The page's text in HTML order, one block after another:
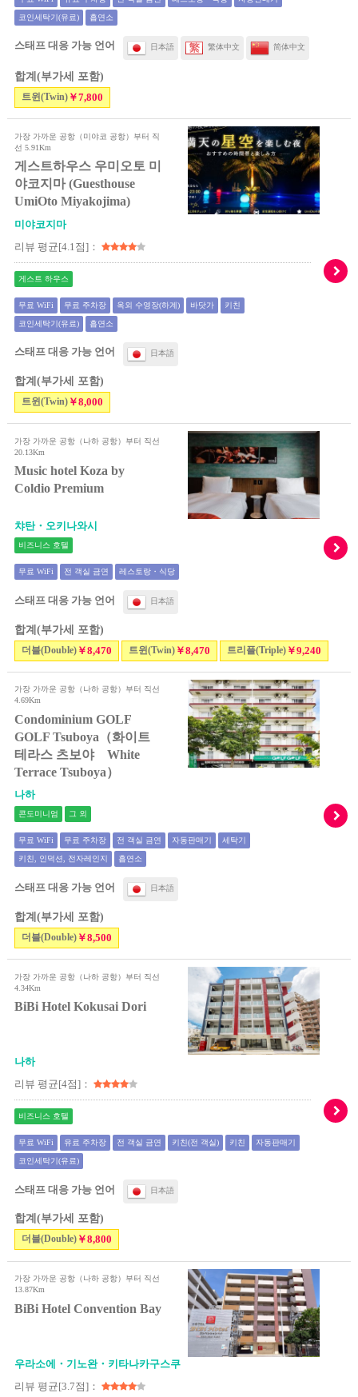
코인세탁기(유료) 흡연소
스태프 대응 가능 언어 日本語 繁体中文 简体中文
합계(부가세 포함)
트윈(Twin)￥7,800
가장 가까운 공항（미야코 공항）부터 직
선 5.91Km
게스트하우스 우미오토 미
야코지마 (Guesthouse
UmiOto Miyakojima)
미야코지마
리뷰 평균[4.1점]：
게스트 하우스
무료 WiFi 무료 주차장 옥외 수영장(하계) 바닷가 키친
코인세탁기(유료) 흡연소
스태프 대응 가능 언어 日本語
합계(부가세 포함)
트윈(Twin)￥8,000
가장 가까운 공항（나하 공항）부터 직선
20.13Km
Music hotel Koza by
Coldio Premium
챠탄・오키나와시
비즈니스 호텔
무료 WiFi 전 객실 금연 레스토랑・식당
스태프 대응 가능 언어 日本語
합계(부가세 포함)
더블(Double)￥8,470 트윈(Twin)￥8,470 트리플(Triple)￥9,240
가장 가까운 공항（나하 공항）부터 직선
4.69Km
Condominium GOLF
GOLF Tsuboya（화이트
테라스 츠보야 White
Terrace Tsuboya）
나하
콘도미니엄 그 외
무료 WiFi 무료 주차장 전 객실 금연 자동판매기 세탁기
키친, 인덕션, 전자레인지 흡연소
스태프 대응 가능 언어 日本語
합계(부가세 포함)
더블(Double)￥8,500
가장 가까운 공항（나하 공항）부터 직선
4.34Km
BiBi Hotel Kokusai Dori
나하
리뷰 평균[4점]：
비즈니스 호텔
무료 WiFi 유료 주차장 전 객실 금연 키친(전 객실) 키친 자동판매기
코인세탁기(유료)
스태프 대응 가능 언어 日本語
합계(부가세 포함)
더블(Double)￥8,800
가장 가까운 공항（나하 공항）부터 직선
13.87Km
BiBi Hotel Convention Bay
우라소에・기노완・키타나카구스쿠
리뷰 평균[3.7점]：